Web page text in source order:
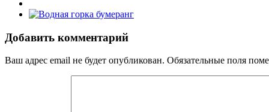
Добавить комментарий
Ваш адрес email не будет опубликован. Обязательные поля